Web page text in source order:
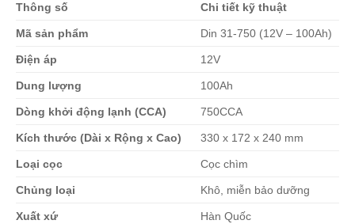
Thông số Chi tiết kỹ thuật
Mã sản phẩm Din 31-750 (12V – 100Ah)
Điện áp 12V
Dung lượng 100Ah
Dòng khởi động lạnh (CCA) 750CCA
Kích thước (Dài x Rộng x Cao) 330 x 172 x 240 mm
Loại cọc Cọc chìm
Chủng loại Khô, miễn bảo dưỡng
Xuất xứ Hàn Quốc